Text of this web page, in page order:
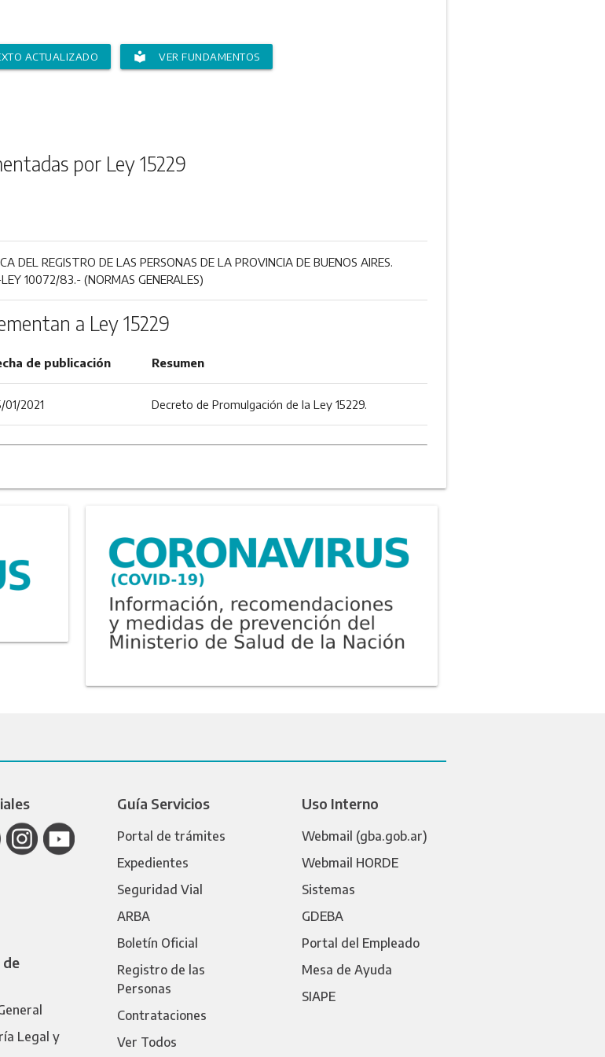
ACTUALIZADO local_library VER FUNDAMENTOS
por Ley 15229
DEL REGISTRO DE LAS PERSONAS DE LA PROVINCIA DE BUENOS AIRES.
10072/83.- (NORMAS GENERALES)
a Ley 15229
de publicación Resumen
01/2021 Decreto de Promulgación de la Ley 15229.
Legal y
Guía Servicios
Portal de trámites
Expedientes
Seguridad Vial
ARBA
Boletín Oficial
Registro de las
Personas
Contrataciones
Ver Todos
Uso Interno
Webmail (gba.gob.ar)
Webmail HORDE
Sistemas
GDEBA
Portal del Empleado
Mesa de Ayuda
SIAPE